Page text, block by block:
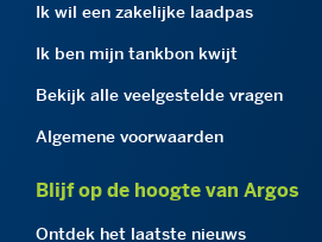
Ik wil een zakelijke laadpas
Ik ben mijn tankbon kwijt
Bekijk alle veelgestelde vragen
Algemene voorwaarden
Blijf op de hoogte van Argos
Ontdek het laatste nieuws